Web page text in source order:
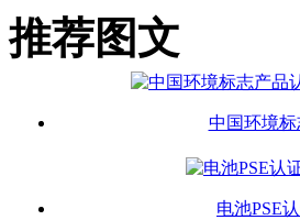
推荐图文
中国环境
电池PSE